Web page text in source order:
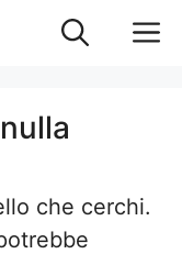
che cerchi.